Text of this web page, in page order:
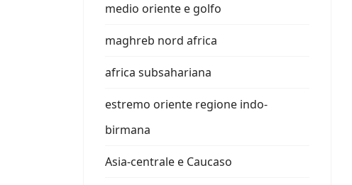
medio oriente e golfo
maghreb nord africa
africa subsahariana
estremo oriente regione indo-
birmana
Asia-centrale e Caucaso